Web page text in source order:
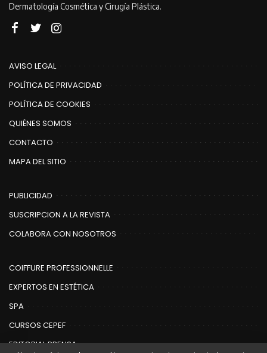
Dermatología Cosmética y Cirugía Plástica.
AVISO LEGAL
POLÍTICA DE PRIVACIDAD
POLÍTICA DE COOKIES
QUIÉNES SOMOS
CONTACTO
MAPA DEL SITIO
PUBLICIDAD
SUSCRIPCION A LA REVISTA
COLABORA CON NOSOTROS
COIFFURE PROFESSIONNELLE
EXPERTOS EN ESTÉTICA
SPA
CURSOS CEPEF
EDITORIAL PRENSA